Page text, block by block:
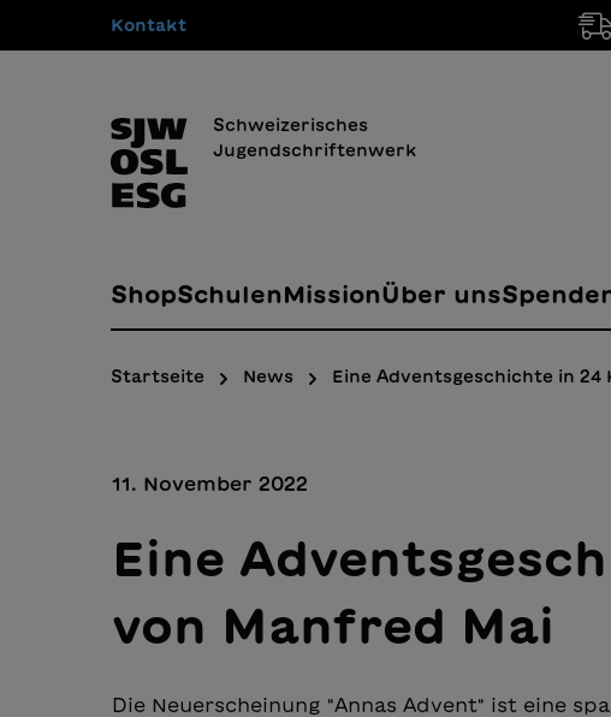
Zur Hauptnavigation springen
Kontakt
Schweizerisches
Jugendschriftenwerk
ShopSchulen MissionÜber uns
Startseite News Eine Adventsgeschichte in 24
11. November 2022
Eine
von Manfred Mai
Die Neuerscheinung "Annas Advent" ist eine